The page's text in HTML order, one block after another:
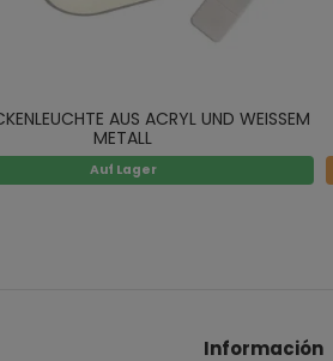
AUS ACRYL UND WEISSEM
METALL
Auf Lager
Información